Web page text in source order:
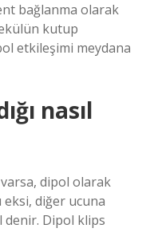
bağlanma olarak
kutup
etkileşimi meydana
nasıl
dipol olarak
eksi, diğer ucuna
Dipol klips